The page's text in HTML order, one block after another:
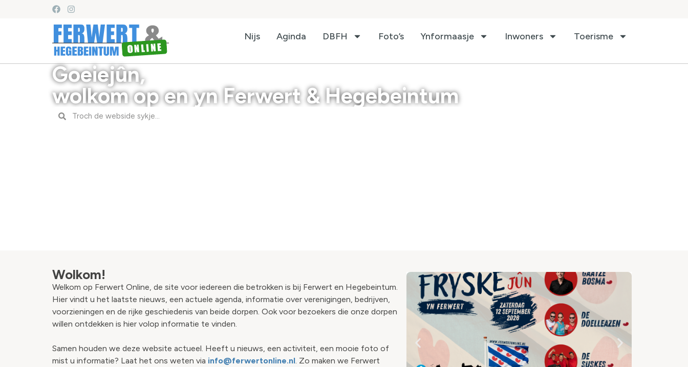
Nijs Aginda DBFH Foto’s Ynformaasje Inwoners Toerisme
Goeiejûn,
wolkom op en yn Ferwert & Hegebeintum
Wolkom!
Welkom op Ferwert Online, de site voor iedereen die betrokken is bij Ferwert en Hegebeintum.
Hier vindt u het laatste nieuws, een actuele agenda, informatie over verenigingen, bedrijven,
voorzieningen en de rijke geschiedenis van beide dorpen. Ook voor bezoekers die onze dorpen
willen ontdekken is hier volop informatie te vinden.
Samen houden we deze website actueel. Heeft u nieuws, een activiteit, een mooie foto of
mist u informatie? Laat het ons weten via info@ferwertonline.nl. Zo maken we Ferwert